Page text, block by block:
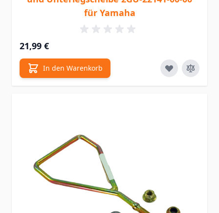
für Yamaha
21,99 €
In den Warenkorb